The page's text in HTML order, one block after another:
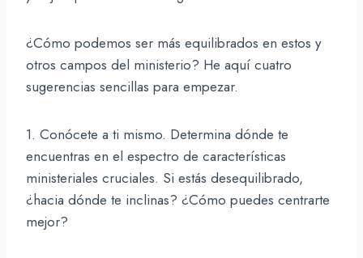
¿Cómo podemos ser más equilibrados en estos y
otros campos del ministerio? He aquí cuatro
sugerencias sencillas para empezar.
1. Conócete a ti mismo. Determina dónde te
encuentras en el espectro de características
ministeriales cruciales. Si estás desequilibrado,
¿hacia dónde te inclinas? ¿Cómo puedes centrarte
mejor?